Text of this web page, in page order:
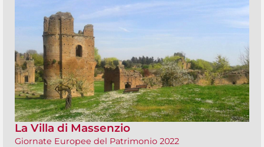
La Villa di Massenzio
Giornate Europee del Patrimonio 2022